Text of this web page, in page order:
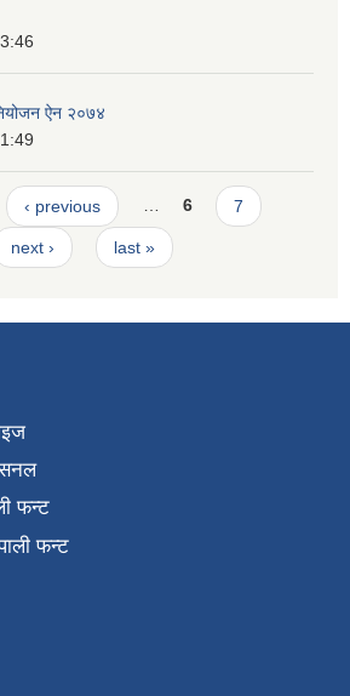
ऐन २०७४
‹ previous … 6 7
next › last »
फन्ट
फन्ट